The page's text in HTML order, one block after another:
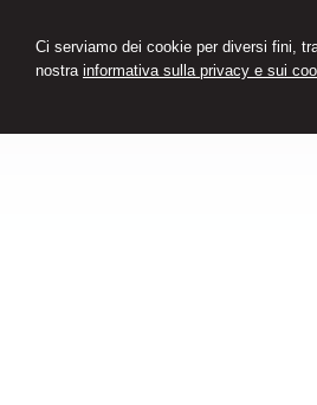
Ci serviamo dei cookie per diversi fini,
nostra informativa sulla privacy e sui